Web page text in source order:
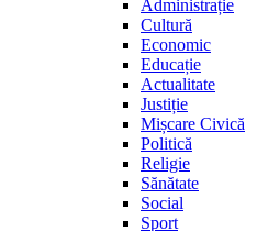
Administrație
Cultură
Economic
Educație
Actualitate
Justiție
Mișcare Civică
Politică
Religie
Sănătate
Social
Sport